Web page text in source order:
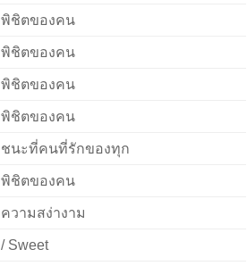
พิชิตของคน
พิชิตของคน
พิชิตของคน
พิชิตของคน
ชนะที่คนที่รักของทุก
พิชิตของคน
ความสง่างาม
/ Sweet